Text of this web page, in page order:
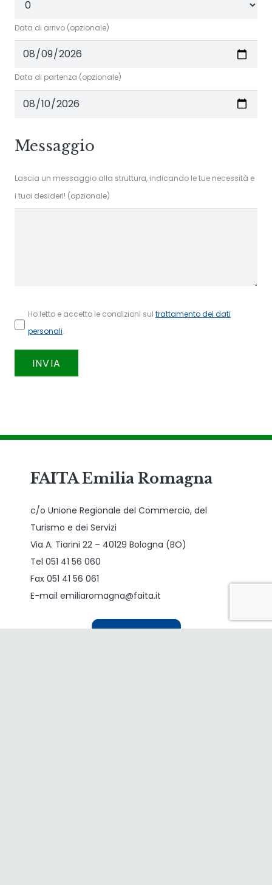
Data di arrivo (opzionale)
Data di partenza (opzionale)
Messaggio
Lascia un messaggio alla struttura, indicando le tue necessità e
i tuoi desideri! (opzionale)
Ho letto e accetto le condizioni sul trattamento dei dati
personali.
FAITA Emilia Romagna
c/o Unione Regionale del Commercio, del
Turismo e dei Servizi
Via A. Tiarini 22 – 40129 Bologna (BO)
Tel 051 41 56 060
Fax 051 41 56 061
E-mail emiliaromagna@faita.it